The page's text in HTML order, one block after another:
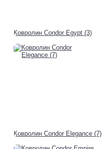
Ковролин Condor Egypt (3)
Ковролин Condor Elegance (7)